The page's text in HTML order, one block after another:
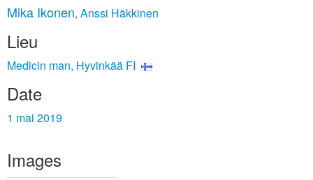
Mika Ikonen, Anssi Häkkinen
Lieu
Medicin man, Hyvinkää FI
Date
1 mai 2019
Images